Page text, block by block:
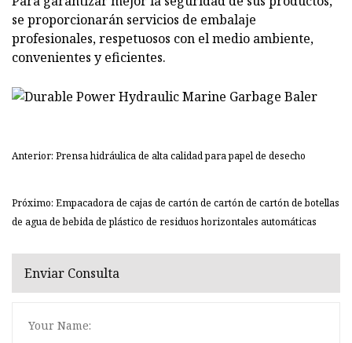
se proporcionarán servicios de embalaje
profesionales, respetuosos con el medio ambiente,
convenientes y eficientes.
Anterior: Prensa hidráulica de alta calidad para papel de desecho
Próximo: Empacadora de cajas de cartón de cartón de cartón de botellas
de agua de bebida de plástico de residuos horizontales automáticas
Enviar Consulta